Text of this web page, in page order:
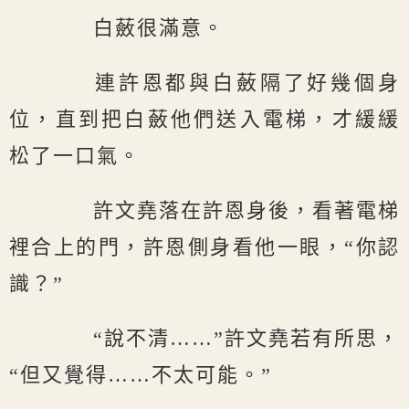
白蘞很滿意。
連許恩都與白蘞隔了好幾個身
位，直到把白蘞他們送入電梯，才緩緩
松了一口氣。
許文堯落在許恩身後，看著電梯
裡合上的門，許恩側身看他一眼，“你認
識？”
“說不清……”許文堯若有所思，
“但又覺得……不太可能。”